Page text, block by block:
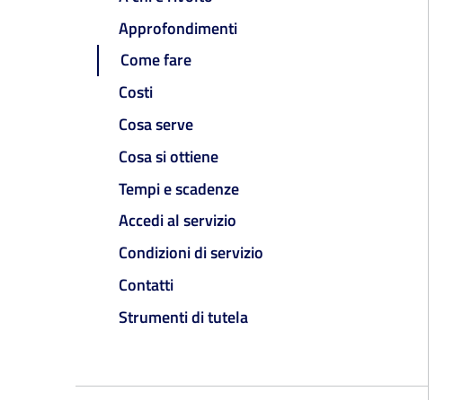
Approfondimenti
Come fare
Costi
Cosa serve
Cosa si ottiene
Tempi e scadenze
Accedi al servizio
Condizioni di servizio
Contatti
Strumenti di tutela